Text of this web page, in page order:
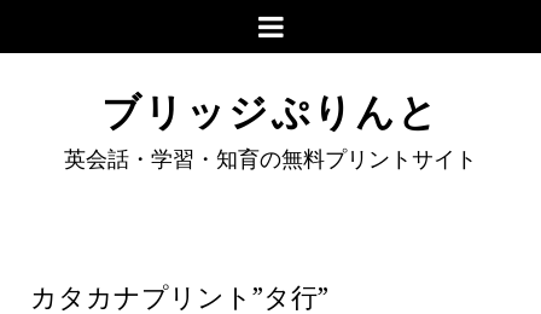
ブリッジぷりんと
英会話・学習・知育の無料プリントサイト
カタカナプリント”タ行”